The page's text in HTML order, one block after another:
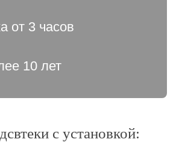
от 3 часов
10 лет
с установкой: